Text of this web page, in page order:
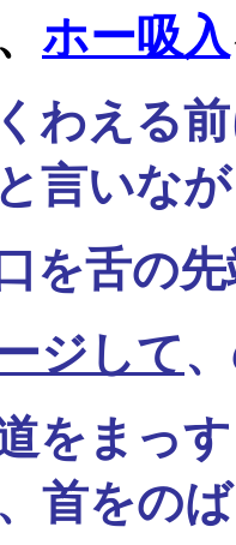
ホー吸入
わえる
言いな
を舌の
ジして
をまっ
首をの